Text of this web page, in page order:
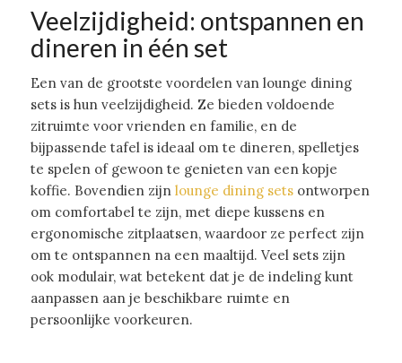
Veelzijdigheid: ontspannen en
dineren in één set
Een van de grootste voordelen van lounge dining
sets is hun veelzijdigheid. Ze bieden voldoende
zitruimte voor vrienden en familie, en de
bijpassende tafel is ideaal om te dineren, spelletjes
te spelen of gewoon te genieten van een kopje
koffie. Bovendien zijn lounge dining setsontworpen
om comfortabel te zijn, met diepe kussens en
ergonomische zitplaatsen, waardoor ze perfect zijn
om te ontspannen na een maaltijd. Veel sets zijn
ook modulair, wat betekent dat je de indeling kunt
aanpassen aan je beschikbare ruimte en
persoonlijke voorkeuren.